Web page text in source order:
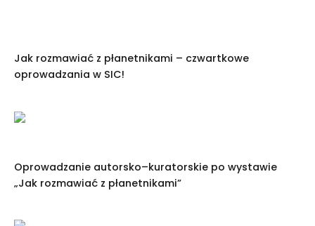
Jak rozmawiać z płanetnikami – czwartkowe
oprowadzania w SIC!
Oprowadzanie autorsko–kuratorskie po wystawie
„Jak rozmawiać z płanetnikami”